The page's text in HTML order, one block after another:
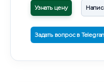
Узнать цену
Задать вопрос в